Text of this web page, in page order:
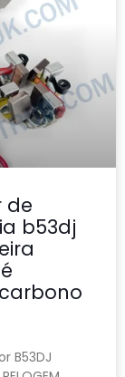
de
b53dj
B53DJ